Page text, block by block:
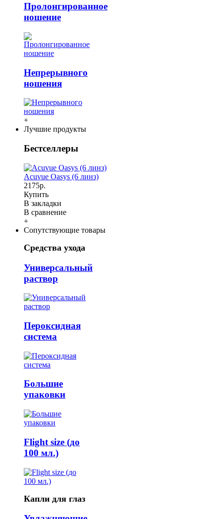
Пролонгированное
ношение
Непрерывного
ношения
+
Лучшие продукты
Бестселлеры
Acuvue Oasys (6 линз)
2175р.
Купить
В закладки
В сравнение
+
Сопутствующие товары
Средства ухода
Универсальный
раствор
Пероксидная
система
Большие
упаковки
Flight size (до
100 мл.)
Капли для глаз